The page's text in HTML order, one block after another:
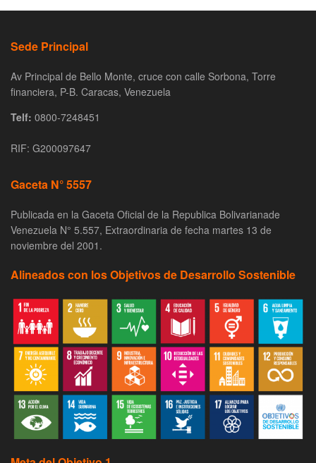
Sede Principal
Av Principal de Bello Monte, cruce con calle Sorbona, Torre
financiera, P-B. Caracas, Venezuela
Telf: 0800-7248451
RIF: G200097647
Gaceta N° 5557
Publicada en la Gaceta Oficial de la Republica Bolivarianade
Venezuela N° 5.557, Extraordinaria de fecha martes 13 de
noviembre del 2001.
Alineados con los Objetivos de Desarrollo Sostenible